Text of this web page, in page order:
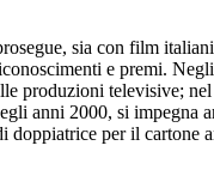
sia con film
e premi.
produzioni televisive;
anni 2000, si impegna
doppiatrice per il cartone